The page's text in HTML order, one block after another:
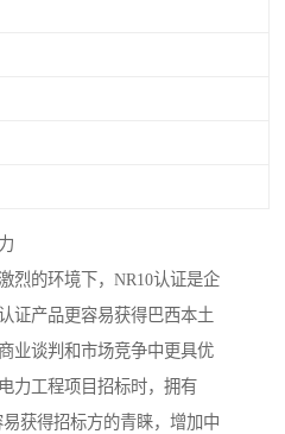
烈的环境下，NR10认证是企
证产品更容易获得巴西本土
业谈判和市场竞争中更具优
力工程项目招标时，拥有
获得招标方的青睐，增加中